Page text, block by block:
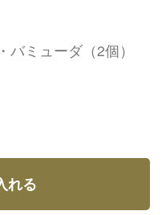
ミューダ（2個）
れる